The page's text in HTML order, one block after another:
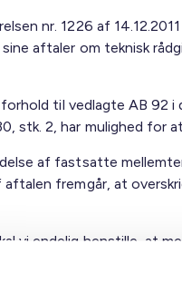
nr. 1226 af
aftaler om teknisk
til vedlagte AB 92
stk. 2, har mulighed for
af fastsatte
aftalen fremgår, at
vi endelig henstille, at
(pengeinstitut
reducere konkurrencen